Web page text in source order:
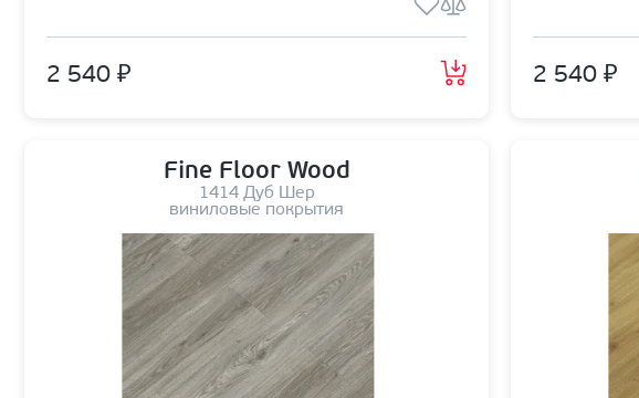
2 540 ₽ 2 540 ₽
Fine Floor Wood
1414 Дуб Шер
виниловые покрытия